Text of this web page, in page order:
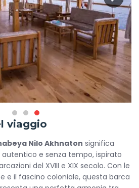
viaggio
Nilo Akhnaton significa
e senza tempo, ispirato
del XVIII e XIX secolo. Con le
e il fascino coloniale, questa barca